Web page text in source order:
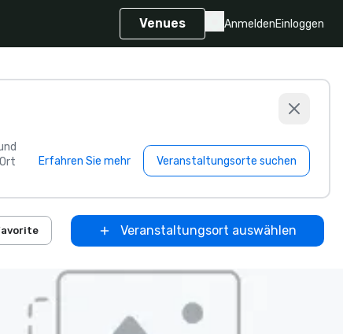
Venues AnmeldenEinloggen
Erfahren Sie mehr Veranstaltungsorte suchen
Veranstaltungsort auswählen